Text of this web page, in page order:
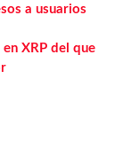
a usuarios
XRP del que